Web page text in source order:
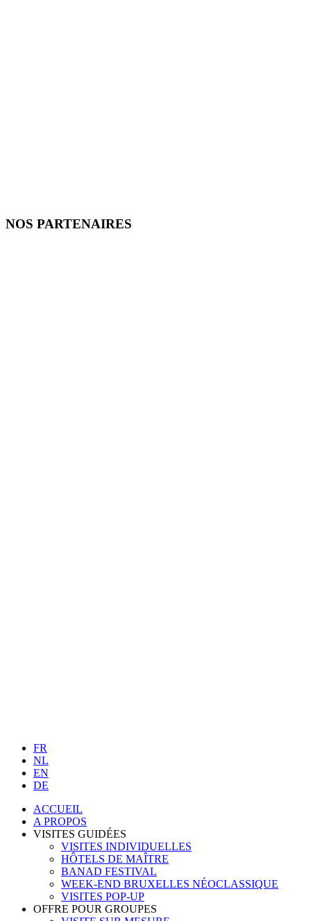
NOS PARTENAIRES
FR
NL
EN
DE
ACCUEIL
A PROPOS
VISITES GUIDÉES
VISITES INDIVIDUELLES
HÔTELS DE MAÎTRE
BANAD FESTIVAL
WEEK-END BRUXELLES NÉOCLASSIQUE
VISITES POP-UP
OFFRE POUR GROUPES